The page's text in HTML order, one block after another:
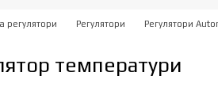
регулятори Регулятори
Регулятори
температури